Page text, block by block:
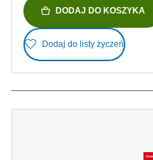
DODAJ DO KOSZYKA
Dodaj do listy życzeń